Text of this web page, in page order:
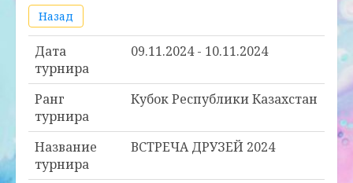
Назад
Дата
турнира
09.11.2024 - 10.11.2024
Ранг
турнира
Кубок Республики Казахстан
Название
турнира
ВСТРЕЧА ДРУЗЕЙ 2024